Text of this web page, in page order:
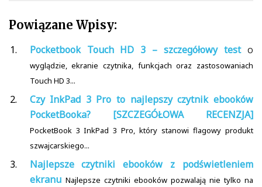
Powiązane Wpisy:
Pocketbook Touch HD 3 – szczegółowy test
O
wyglądzie, ekranie czytnika, funkcjach oraz zastosowaniach
Touch HD 3...
Czy InkPad 3 Pro to najlepszy czytnik ebooków
PocketBooka? [SZCZEGÓŁOWA RECENZJA]
PocketBook 3 InkPad 3 Pro, który stanowi flagowy produkt
szwajcarskiego...
Najlepsze czytniki ebooków z podświetleniem
ekranu Najlepsze czytniki ebooków pozwalają nie tylko na